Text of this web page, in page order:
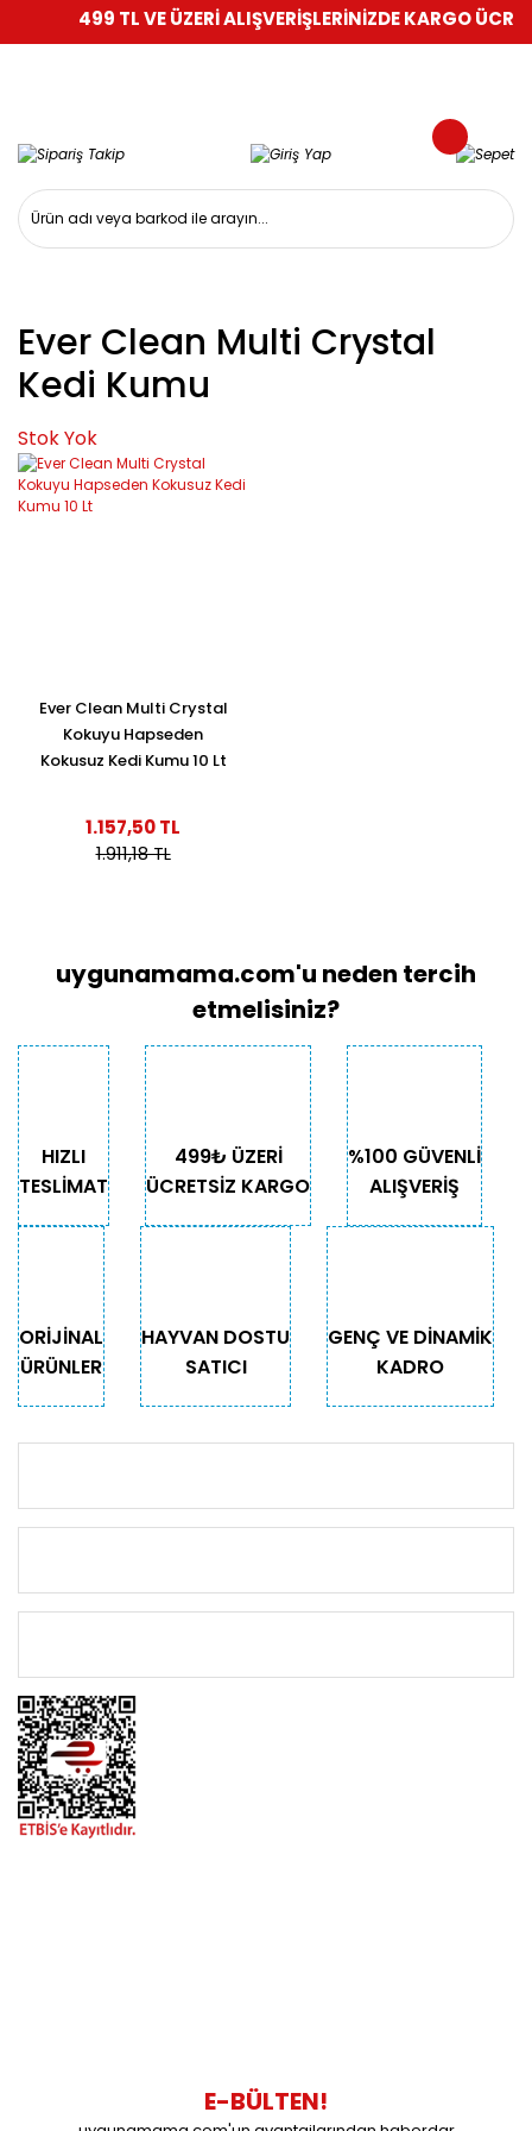
499 TL VE ÜZERİ ALIŞVERİŞLERİNİZDE KARGO
Ever Clean Multi Crystal
Kedi Kumu
Stok Yok
Ever Clean Multi Crystal
Kokuyu Hapseden
Kokusuz Kedi Kumu 10 Lt
1.157,50 TL
1.911,18 TL
uygunamama.com'u neden tercih
etmelisiniz?
HIZLI
TESLİMAT
499₺ ÜZERİ
ÜCRETSİZ KARGO
%100 GÜVENLİ
ALIŞVERİŞ
ORİJİNAL
ÜRÜNLER
HAYVAN DOSTU
SATICI
GENÇ VE DİNAMİK
KADRO
E-BÜLTEN!